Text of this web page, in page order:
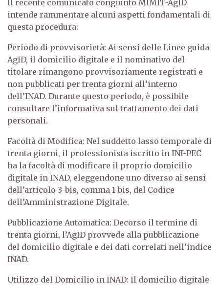
Il recente comunicato congiunto MIMIT-AgID
intende rammentare alcuni aspetti fondamentali di
questa procedura:
Periodo di provvisorietà: Ai sensi delle Linee guida
AgID, il domicilio digitale e il nominativo del
titolare rimangono provvisoriamente registrati e
non pubblicati per trenta giorni all’interno
dell’INAD. Durante questo periodo, è possibile
consultare l’informativa sul trattamento dei dati
personali.
Facoltà di Modifica: Nel suddetto lasso temporale di
trenta giorni, il professionista iscritto in INI-PEC
ha la facoltà di modificare il proprio domicilio
digitale in INAD, eleggendone uno diverso ai sensi
dell’articolo 3-bis, comma 1-bis, del Codice
dell’Amministrazione Digitale.
Pubblicazione Automatica: Decorso il termine di
trenta giorni, l’AgID provvede alla pubblicazione
del domicilio digitale e dei dati correlati nell’indice
INAD.
Utilizzo del Domicilio in INAD: Il domicilio digitale